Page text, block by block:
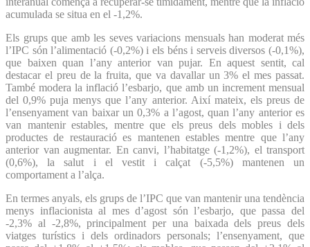
acumulada se situa en el -1,2%.
Els grups que amb les seves variacions mensuals han moderat més
l’IPC són l’alimentació (-0,2%) i els béns i serveis diversos (-0,1%),
que baixen quan l’any anterior van pujar. En aquest sentit, cal
destacar el preu de la fruita, que va davallar un 3% el mes passat.
També modera la inflació l’esbarjo, que amb un increment mensual
del 0,9% puja menys que l’any anterior. Així mateix, els preus de
l’ensenyament van baixar un 0,3% a l’agost, quan l’any anterior es
van mantenir estables, mentre que els preus dels mobles i dels
productes de restauració es mantenen estables mentre que l’any
anterior van augmentar. En canvi, l’habitatge (-1,2%), el transport
(0,6%), la salut i el vestit i calçat (-5,5%) mantenen un
comportament a l’alça.
En termes anyals, els grups de l’IPC que van mantenir una tendència
menys inflacionista al mes d’agost són l’esbarjo, que passa del
-2,3% al -2,8%, principalment per una baixada dels preus dels
viatges turístics i dels ordinadors personals; l’ensenyament, que